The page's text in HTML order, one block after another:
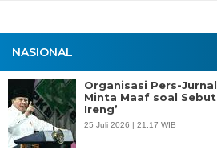
NASIONAL
Organisasi Pers-
Minta Maaf soal
Ireng’
25 Juli 2026 | 21:17 WIB